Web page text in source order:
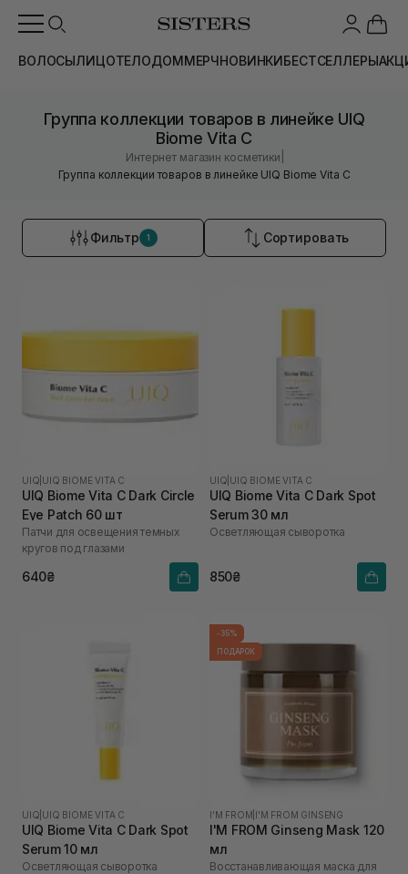
ВОЛОСЫЛИЦОТЕЛОДОММЕРЧНОВИНКИБЕСТСЕЛЛЕРЫ
Группа коллекции товаров в линейке UIQ
Biome Vita C
Интернет магазин косметики
Группа коллекции товаров в линейке UIQ Biome Vita C
Фильтр 1 Сортировать
UIQ UIQ BIOME VITA C
UIQ Biome Vita C Dark Circle
Eye Patch 60 шт
Патчи для освещения темных
кругов под глазами
640₴
UIQ UIQ BIOME VITA C
UIQ Biome Vita C Dark Spot
Serum 30 мл
Осветляющая сыворотка
850₴
UIQ UIQ BIOME VITA C
UIQ Biome Vita C Dark Spot
Serum 10 мл
Осветляющая сыворотка
-35%
ПОДАРОК
I'M FROM I'M FROM GINSENG
I'M FROM Ginseng Mask 120
мл
Восстанавливающая маска для